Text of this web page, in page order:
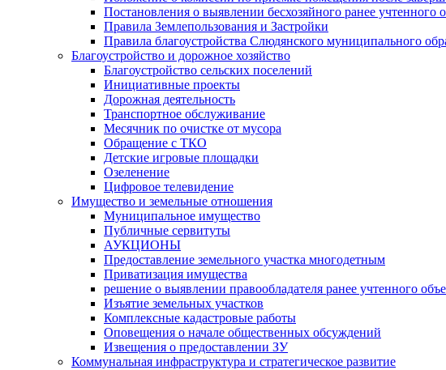
Постановления о выявлении бесхозяйного ранее учтенного
Правила Землепользования и Застройки
Правила благоустройства Слюдянского муниципального
Благоустройство и дорожное хозяйство
Благоустройство сельских поселений
Инициативные проекты
Дорожная деятельность
Транспортное обслуживание
Месячник по очистке от мусора
Обращение с ТКО
Детские игровые площадки
Озеленение
Цифровое телевидение
Имущество и земельные отношения
Муниципальное имущество
Публичные сервитуты
АУКЦИОНЫ
Предоставление земельного участка многодетным
Приватизация имущества
решение о выявлении правообладателя ранее учтенного
Изъятие земельных участков
Комплексные кадастровые работы
Оповещения о начале общественных обсуждений
Извещения о предоставлении ЗУ
Коммунальная инфраструктура и стратегическое развитие